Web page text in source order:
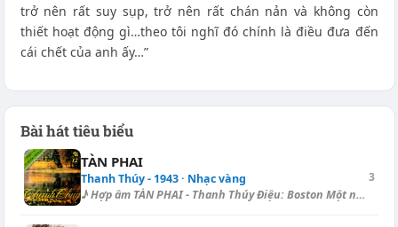
trở nên rất suy sụp, trở nên rất chán nản và không còn
thiết hoạt động gì…theo tôi nghĩ đó chính là điều đưa đến
cái chết của anh ấy…”
Bài hát tiêu biểu
TÀN PHAI
Thanh Thúy - 1943 · Nhạc vàng
♪ Hợp âm TÀN PHAI - Thanh Thúy Điệu: Boston Một ngày [Am] nào anh sẽ chế...
3